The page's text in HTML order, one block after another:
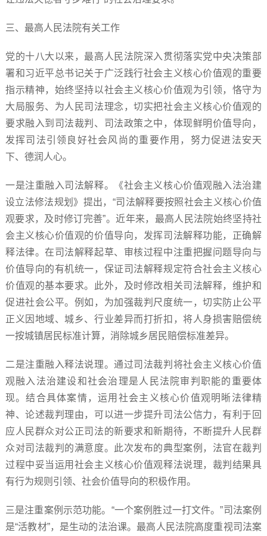
三、最高人民法院有关工作
党的十八大以来，最高人民法院深入贯彻落实党中央决策部
署和习近平总书记关于广泛践行社会主义核心价值观的重要
指示精神，始终坚持以社会主义核心价值观为引领，恪守为
大局服务、为人民司法理念，切实把社会主义核心价值观的
要求融入到司法裁判、司法政策之中，体现鲜明价值导向，
发挥司法引领良好社会风尚的重要作用，努力促进法安天
下、德润人心。
一是注重融入司法解释。《社会主义核心价值观融入法治建
设立法修法规划》提出，“司法解释要按照社会主义核心价值
观要求，及时修订完善”。近年来，最高人民法院始终坚持社
会主义核心价值观的价值导向，发挥司法解释功能，正确解
释法律。在司法解释起草、审核过程中注重把握问题导向与
价值导向的有机统一，保证司法解释规定符合社会主义核心
价值观的基本要求。此外，及时修改相关司法解释，维护和
促进社会公平。例如，为加强裁判尺度统一，切实防止公平
正义因地域、城乡、行业差异而打折扣，将人身损害赔偿统
一按城镇居民标准计算，消除城乡居民赔偿标准差异。
二是注重融入释法说理。通过司法裁判将社会主义核心价值
观融入法治建设和社会治理是人民法院审判职能的重要体
现。结合具体案情，运用社会主义核心价值观明晰法律精
神、论述裁判理由，可以进一步提升司法公信力，有利于回
应人民群众对公正司法的新要求和新期待，不断提升人民群
众对司法裁判的满意度。此次发布的典型案例，法官在裁判
过程中妥当运用社会主义核心价值观释法说理，裁判结果具
有行为规则引领、社会价值导向的积极作用。
三是注重案例示范功能。“一个案例胜过一打文件。”司法案例
是“活教材”，是生动的法治课。最高人民法院高度重视司法案